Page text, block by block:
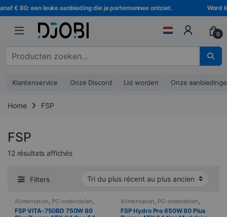
Ga naar navigatie
Ga naar de inhoud
€ 80: een leuke aanbieding die je portemonnee ontziet. Word
0
Zoeken naar :
Klantenservice Onze Discord Lid worden Onze
Home FSP
FSP
12 résultats affichésTrié du plus récent au plus ancien
Filters
Alimentation, PC-onderdelen,
Informatica
FSP VITA-750BD 750W 80
Alimentation, PC-onderdelen,
Informatica
FSP Hydro Pro 650W 80 Plus